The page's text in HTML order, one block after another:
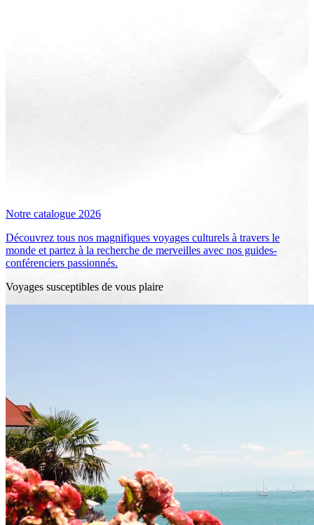
Notre catalogue 2026
Découvrez tous nos magnifiques voyages culturels à travers le
monde et partez à la recherche de merveilles avec nos guides-
conférenciers passionnés.
Voyages susceptibles de vous plaire